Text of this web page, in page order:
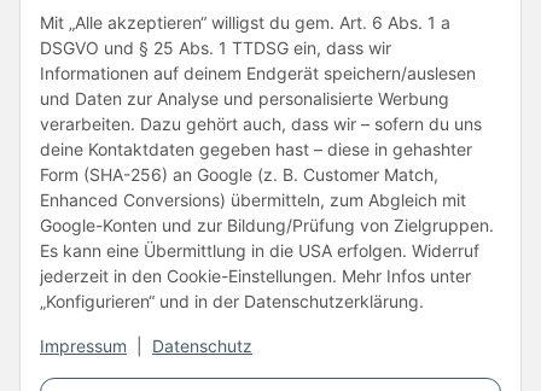
Mit „Alle akzeptieren“ willigst du gem. Art. 6 Abs. 1 a
DSGVO und § 25 Abs. 1 TTDSG ein, dass wir
Informationen auf deinem Endgerät speichern/auslesen
und Daten zur Analyse und personalisierte Werbung
verarbeiten. Dazu gehört auch, dass wir – sofern du uns
deine Kontaktdaten gegeben hast – diese in gehashter
Form (SHA-256) an Google (z. B. Customer Match,
Enhanced Conversions) übermitteln, zum Abgleich mit
Google-Konten und zur Bildung/Prüfung von Zielgruppen.
Es kann eine Übermittlung in die USA erfolgen. Widerruf
jederzeit in den Cookie-Einstellungen. Mehr Infos unter
„Konfigurieren“ und in der Datenschutzerklärung.
Impressum Datenschutz
Folge uns
Unsere Partner
Vertrag widerrufen